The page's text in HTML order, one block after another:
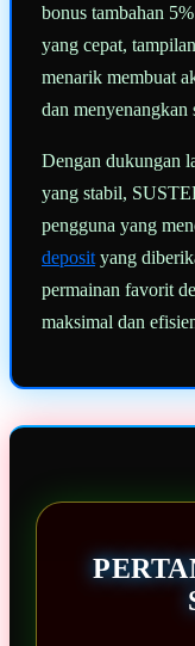
bonus tambahan
yang cepat,
menarik membuat
dan menyenangkan
Dengan dukungan
yang stabil,
pengguna yang
deposit yang
permainan favorit
maksimal dan